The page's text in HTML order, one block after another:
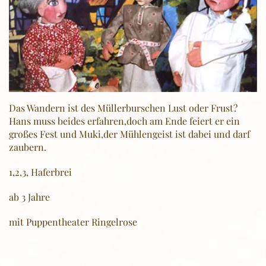
Das Wandern ist des Müllerburschen Lust oder Frust?
Hans muss beides erfahren,doch am Ende feiert er ein
großes Fest und Muki,der Mühlengeist ist dabei und darf
zaubern.
1,2,3, Haferbrei
ab 3 Jahre
mit Puppentheater Ringelrose